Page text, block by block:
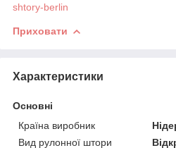
shtory-berlin
Приховати
Характеристики
Основні
Країна виробник
Вид рулонної штори